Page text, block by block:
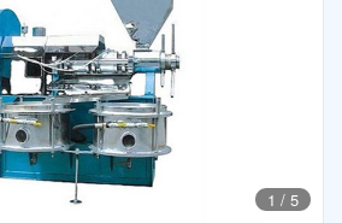
1 / 5